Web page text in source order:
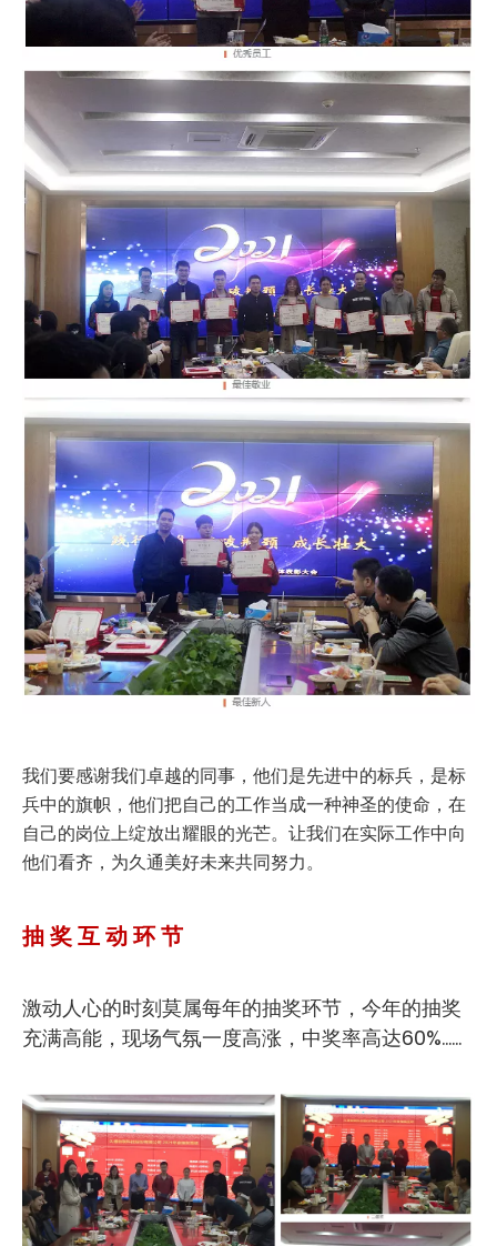
我们要感谢我们卓越的同事，他们是先进中的标兵，是标
兵中的旗帜，他们把自己的工作当成一种神圣的使命，在
自己的岗位上绽放出耀眼的光芒。让我们在实际工作中向
他们看齐，为久通美好未来共同努力。
抽 奖 互 动 环 节
激动人心的时刻莫属每年的抽奖环节，今年的抽奖
充满高能，现场气氛一度高涨，中奖率高达60%......